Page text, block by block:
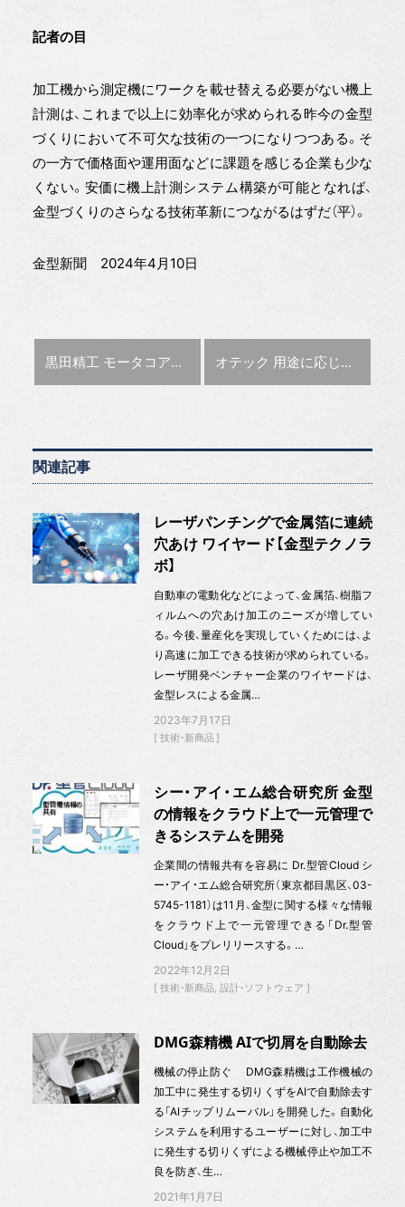
記者の目
加工機から測定機にワークを載せ替える必要がない機上
計測は、これまで以上に効率化が求められる昨今の金型
づくりにおいて不可欠な技術の一つになりつつある。そ
の一方で価格面や運用面などに課題を感じる企業も少な
くない。安価に機上計測システム構築が可能となれば、
金型づくりのさらなる技術革新につながるはずだ（平）。
金型新聞 2024年4月10日
前の記事 :
黒田精工 モータコア金型の生産強化【金型の底力】 次の記事 :
オテック 用途に応じ金型に付加価値【金型応援隊】
関連記事
レーザパンチングで金属箔に連続
穴あけ ワイヤード【金型テクノラ
ボ】
自動車の電動化などによって、金属箔、樹脂フ
ィルムへの穴あけ加工のニーズが増してい
る。今後、量産化を実現していくためには、よ
り高速に加工できる技術が求められている。
レーザ開発ベンチャー企業のワイヤードは、
金型レスによる金属…
2023年7月17日
技術・新商品
シー・アイ・エム総合研究所 金型
の情報をクラウド上で一元管理で
きるシステムを開発
企業間の情報共有を容易に Dr.型管Cloud シ
ー・アイ・エム総合研究所（東京都目黒区、03-
5745-1181）は11月、金型に関する様々な情報
をクラウド上で一元管理できる「Dr.型管
Cloud」をプレリリースする。…
2022年12月2日
技術・新商品 設計・ソフトウェア
DMG森精機 AIで切屑を自動除去
機械の停止防ぐ DMG森精機は工作機械の
加工中に発生する切りくずをAIで自動除去す
る「AIチップリムーバル」を開発した。自動化
システムを利用するユーザーに対し、加工中
に発生する切りくずによる機械停止や加工不
良を防ぎ、生…
2021年1月7日